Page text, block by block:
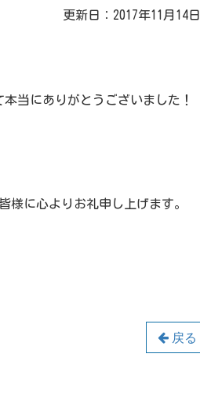
更新日：2017年11月14日
当にありがとうございました！
様に心よりお礼申し上げます。
戻る